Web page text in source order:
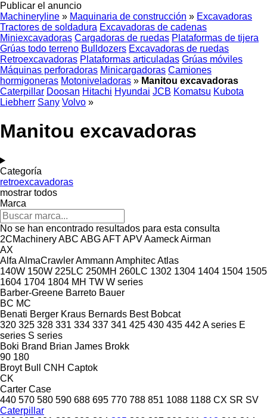
Publicar el anuncio
Machineryline » Maquinaria de construcción » Excavadoras
Tractores de soldadura Excavadoras de cadenas
Miniexcavadoras Cargadoras de ruedas Plataformas de tijera
Grúas todo terreno Bulldozers Excavadoras de ruedas
Retroexcavadoras Plataformas articuladas Grúas móviles
Máquinas perforadoras Minicargadoras Camiones
hormigoneras Motoniveladoras » Manitou excavadoras
Caterpillar Doosan Hitachi Hyundai JCB Komatsu Kubota
Liebherr Sany Volvo »
Manitou excavadoras
Categoría
retroexcavadoras
mostrar todos
Marca
No se han encontrado resultados para esta consulta
2CMachineryABC ABGAFTAPVAameckAirman
AX
Alfa AlmaCrawlerAmmann AmphitecAtlas
140W 150W 225LC 250MH 260LC 1302 1304 1404 1504 1505
1604 1704 1804 MH TW W series
Barber-Greene Barreto Bauer
BC MC
Benati Berger Kraus Bernards Best Bobcat
320 325 328 331 334 337 341 425 430 435 442 A series E
series S series
Boki Brand Brian James Brokk
90 180
Broyt Bull CNH Captok
CK
Carter Case
440 570 580 590 688 695 770 788 851 1088 1188 CX SR SV
Caterpillar